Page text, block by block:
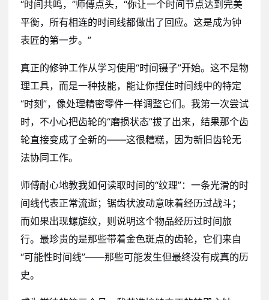
“时间共鸣，”师傅点头，“你让一个时间节点达到完美
平衡，所有相连的时间线都做出了回应。这是成为钟
表匠的第一步。”
真正的修钟工作从学习使用“时间镊子”开始。这不是物
理工具，而是一种技能，能让你捏住时间线中的特定
“时刻”，像处理精密零件一样调整它们。我第一次尝试
时，不小心把齿轮的“磨损状态”拔了出来，结果那个齿
轮直接变成了全新的——这很糟糕，因为新旧齿轮无
法协同工作。
师傅耐心地教我如何读取时间的“纹理”：一条光滑的时
间线代表正常流逝；锯齿状波动意味着经历过战斗；
而如果出现螺旋纹，则说明这个物品经历过时间旅
行。最珍贵的是那些带着金色斑点的齿轮，它们来自
“可能性时间线”——那些可能发生但最终没有成真的历
史。